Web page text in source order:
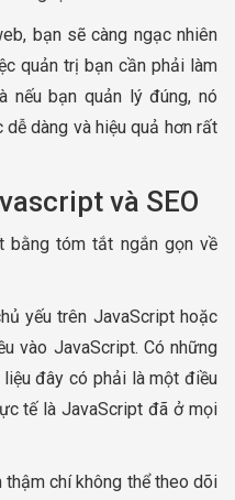
bạn sẽ càng ngạc nhiên
quản trị bạn cần phải làm
nếu bạn quản lý đúng, nó
dàng và hiệu quả hơn rất
và SEO
bằng tóm tắt ngắn gọn về
yếu trên JavaScript hoặc
vào JavaScript. Có những
đây có phải là một điều
tế là JavaScript đã ở mọi
chí không thể theo dõi